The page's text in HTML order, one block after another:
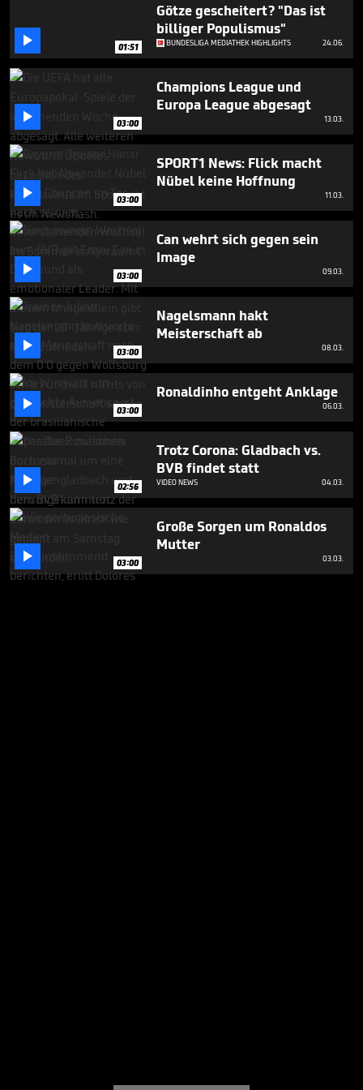
seconds
 01:51
Götze gescheitert? "Das ist
billiger Populismus"
BUNDESLIGA MEDIATHEK HIGHLIGHTS 24.06.
 03:00
Champions League und
Europa League abgesagt
13.03.
 03:00
SPORT1 News: Flick macht
Nübel keine Hoffnung
11.03.
 03:00
Can wehrt sich gegen sein
Image
09.03.
 03:00
Nagelsmann hakt
Meisterschaft ab
08.03.
 03:00
Ronaldinho entgeht Anklage
06.03.
 02:56
Trotz Corona: Gladbach vs.
BVB findet statt
VIDEO NEWS 04.03.
 03:00
Große Sorgen um Ronaldos
Mutter
03.03.